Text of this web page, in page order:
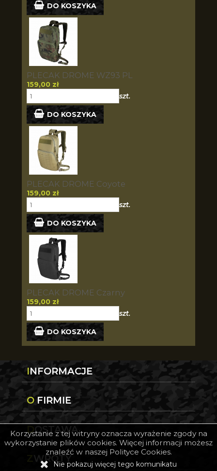
DO KOSZYKA
PLECAK DROME WZ93 PL
159,00 zł
szt.
DO KOSZYKA
PLECAK DROME Coyote
159,00 zł
szt.
DO KOSZYKA
PLECAK DROME Czarny
159,00 zł
szt.
DO KOSZYKA
INFORMACJE
O FIRMIE
DOSTAWA
ZWROTY
Korzystanie z tej witryny oznacza wyrażenie zgody na
wykorzystanie plików cookies. Więcej informacji możesz
znaleźć w naszej Polityce Cookies.
Nie pokazuj więcej tego komunikatu